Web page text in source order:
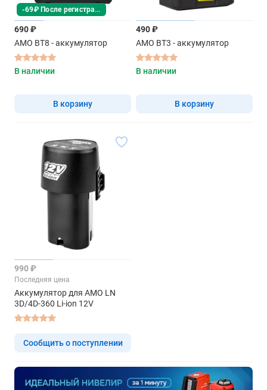
-69₽ После регистрации
690 ₽
AMO BT8 - аккумулятор
В наличии
В корзину
490 ₽
AMO BT3 - аккумулятор
В наличии
В корзину
990 ₽
Последняя цена
Аккумулятор для AMO LN
3D/4D-360 Li-ion 12V
Сообщить о поступлении